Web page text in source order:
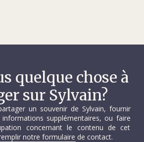
quelque chose à
sur Sylvain?
un souvenir de Sylvain, fournir
supplémentaires, ou faire
concernant le contenu de cet
notre formulaire de contact.